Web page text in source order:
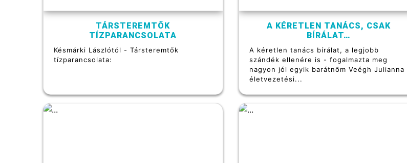
TÁRSTEREMTŐK
TÍZPARANCSOLATA
Késmárki Lászlótól - Társteremtők
tízparancsolata:
A KÉRETLEN TANÁCS, CSAK
BÍRÁLAT…
A kéretlen tanács bírálat, a legjobb
szándék ellenére is - fogalmazta meg
nagyon jól egyik barátnőm Veégh Julianna
életvezetési...